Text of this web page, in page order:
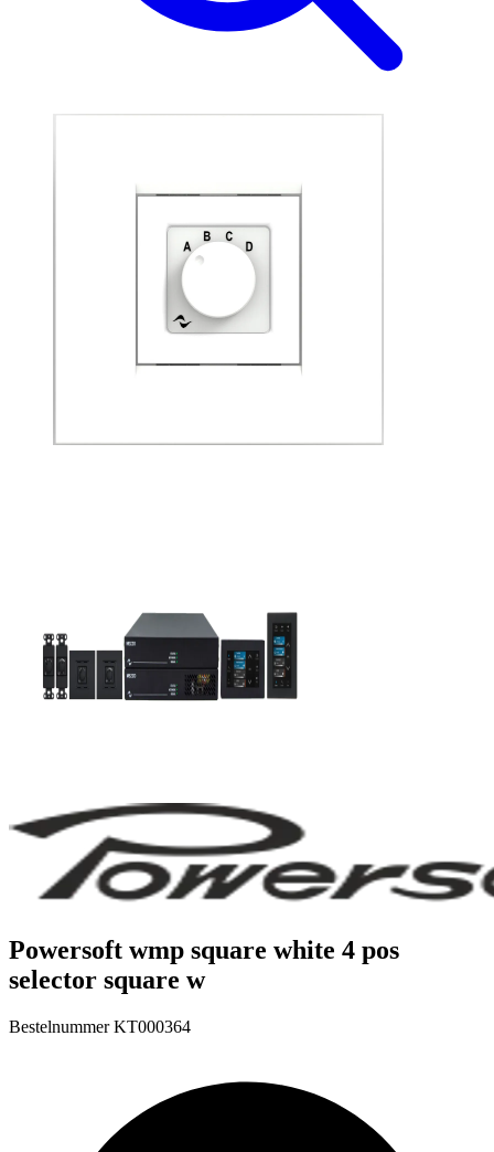
Powersoft wmp square white 4 pos
selector square w
BestelnummerKT000364